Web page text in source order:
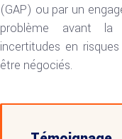
(GAP) ou par un
problème avant la
incertitudes en
être négociés.